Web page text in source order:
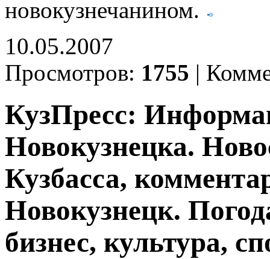
новокузнечанином.
10.05.2007
Просмотров: 1755 |
КузПресс:
Новокузнецка.
Кузбасса,
Новокузнецк.
бизнес, культура,